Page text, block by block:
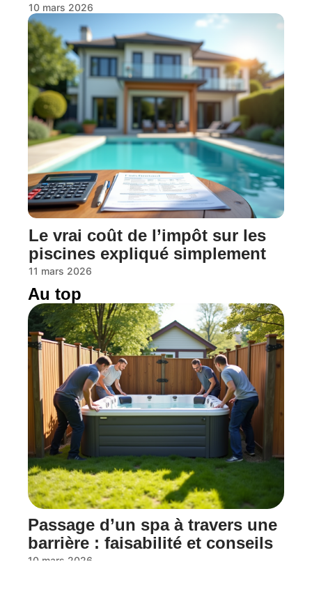
10 mars 2026
Le vrai coût de l’impôt sur les
piscines expliqué simplement
11 mars 2026
Au top
Passage d’un spa à travers une
barrière : faisabilité et conseils
10 mars 2026